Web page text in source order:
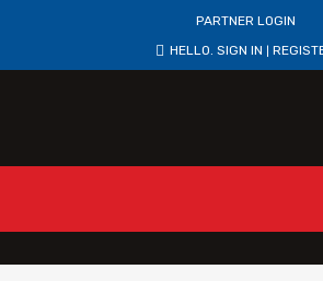
PARTNER LOGIN
HELLO. SIGN IN